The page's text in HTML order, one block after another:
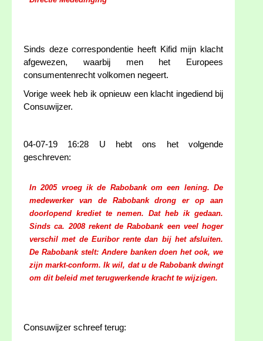
Sinds deze correspondentie heeft Kifid mijn klacht
afgewezen, waarbij men het Europees
consumentenrecht volkomen negeert.
Vorige week heb ik opnieuw een klacht ingediend bij
Consuwijzer.
04-07-19 16:28 U hebt ons het volgende
geschreven:
In 2005 vroeg ik de Rabobank om een lening. De
medewerker van de Rabobank drong er op aan
doorlopend krediet te nemen. Dat heb ik gedaan.
Sinds ca. 2008 rekent de Rabobank een veel hoger
verschil met de Euribor rente dan bij het afsluiten.
De Rabobank stelt: Andere banken doen het ook, we
zijn markt-conform. Ik wil, dat u de Rabobank dwingt
om dit beleid met terugwerkende kracht te wijzigen.
Consuwijzer schreef terug: